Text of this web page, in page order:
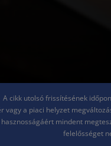
A cikk utolsó frissítésének
vagy a piaci helyzet
mindent
felelősséget